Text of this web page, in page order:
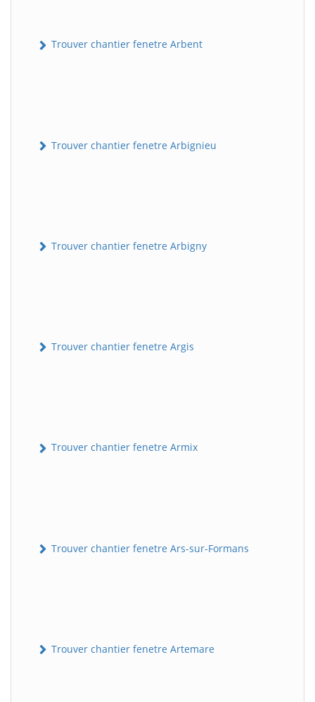
Trouver chantier fenetre Arbent
Trouver chantier fenetre Arbignieu
Trouver chantier fenetre Arbigny
Trouver chantier fenetre Argis
Trouver chantier fenetre Armix
Trouver chantier fenetre Ars-sur-Formans
Trouver chantier fenetre Artemare